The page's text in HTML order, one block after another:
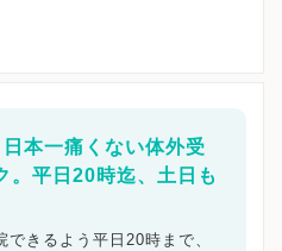
本一痛くない体外受
。平日20時迄、土日も
きるよう平日20時まで、